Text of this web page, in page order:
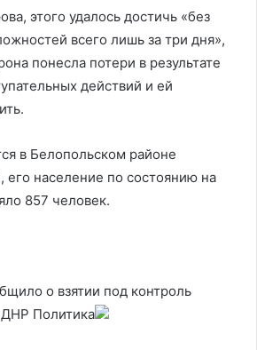
этого удалось достичь «без
всего лишь за три дня»,
понесла потери в результате
действий и ей
в Белопольском районе
его население по состоянию на
857 человек.
о взятии под контроль
ДНР Политика